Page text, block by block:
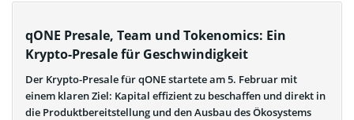
qONE Presale, Team und Tokenomics: Ein
Krypto-Presale für Geschwindigkeit
Der Krypto-Presale für qONE startete am 5. Februar mit
einem klaren Ziel: Kapital effizient zu beschaffen und direkt in
die Produktbereitstellung und den Ausbau des Ökosystems